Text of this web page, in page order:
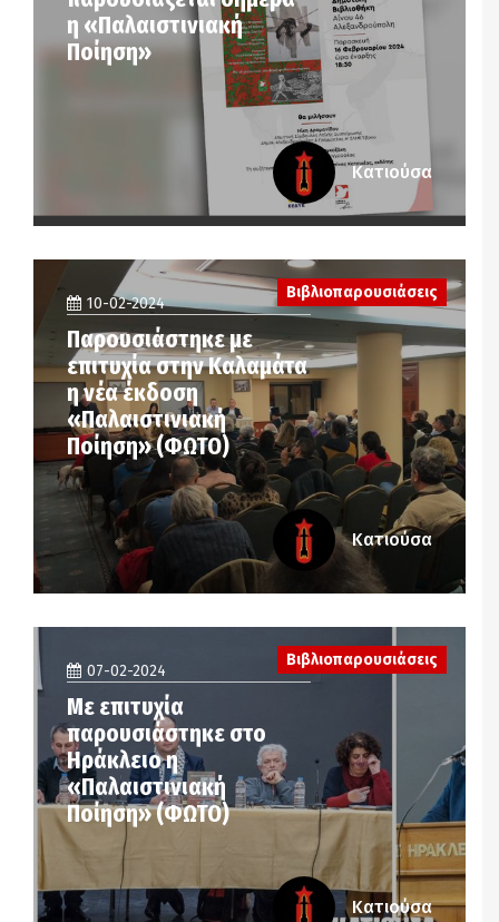
η «Παλαιστινιακή
Ποίηση»
Κατιούσα
10-02-2024
Παρουσιάστηκε με
επιτυχία στην Καλαμάτα
η νέα έκδοση
«Παλαιστινιακή
Ποίηση» (ΦΩΤΟ)
Βιβλιοπαρουσιάσεις
Κατιούσα
07-02-2024
Με επιτυχία
παρουσιάστηκε στο
Ηράκλειο η
«Παλαιστινιακή
Ποίηση» (ΦΩΤΟ)
Βιβλιοπαρουσιάσεις
Κατιούσα